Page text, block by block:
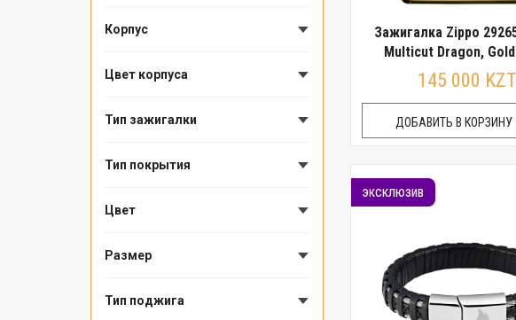
Корпус
Цвет корпуса
Тип зажигалки
Тип покрытия
Цвет
Размер
Тип поджига
Зажигалка Zippo
Multicut Dragon,
145 000 KZT
ДОБАВИТЬ В КОРЗИНУ
эксклюзив